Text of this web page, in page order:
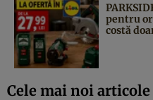
pentru
costă
Cele mai noi articole